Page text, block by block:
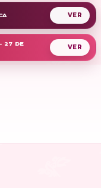
27 DE